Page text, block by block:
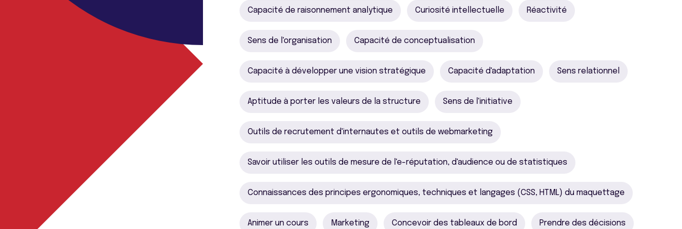
Capacité de raisonnement analytique Curiosité intellectuelle Réactivité
Sens de l'organisation Capacité de conceptualisation
Capacité à développer une vision stratégique Capacité d'adaptation Sens relationnel
Aptitude à porter les valeurs de la structure Sens de l'initiative
Outils de recrutement d'internautes et outils de webmarketing
Savoir utiliser les outils de mesure de l'e-réputation, d'audience ou de statistiques
Connaissances des principes ergonomiques, techniques et langages (CSS, HTML) du maquettage
Animer un cours Marketing Concevoir des tableaux de bord Prendre des décisions